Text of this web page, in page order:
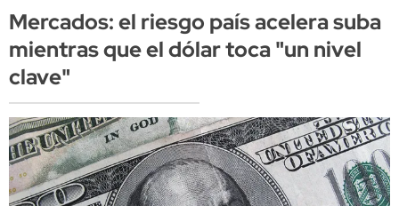
Mercados: el riesgo país acelera suba
mientras que el dólar toca "un nivel
clave"